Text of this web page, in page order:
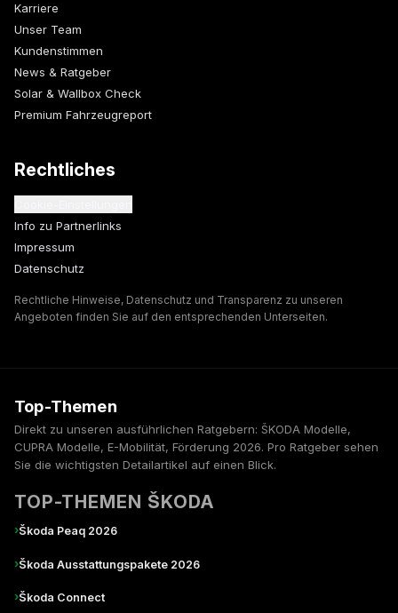
Karriere
Unser Team
Kundenstimmen
News & Ratgeber
Solar & Wallbox Check
Premium Fahrzeugreport
Rechtliches
Info zu Partnerlinks
Impressum
Datenschutz
Rechtliche Hinweise, Datenschutz und Transparenz zu unseren
Angeboten finden Sie auf den entsprechenden Unterseiten.
Top-Themen
Direkt zu unseren ausführlichen Ratgebern: ŠKODA Modelle,
CUPRA Modelle, E-Mobilität, Förderung 2026. Pro Ratgeber sehen
Sie die wichtigsten Detailartikel auf einen Blick.
TOP-THEMEN ŠKODA
›Škoda Peaq 2026
›Škoda Ausstattungspakete 2026
›Škoda Connect